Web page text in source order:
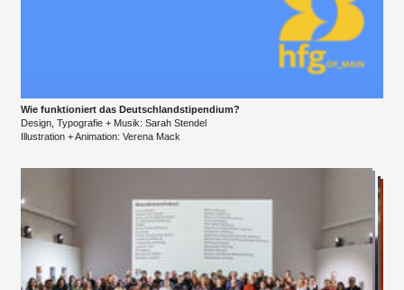
Wie funktioniert das Deutschlandstipendium?
Design, Typografie + Musik: Sarah Stendel
​Illustration + Animation: Verena Mack